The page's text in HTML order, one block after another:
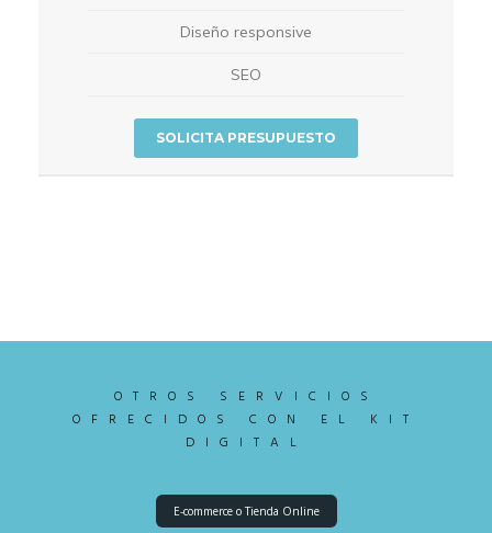
Diseño responsive
SEO
SOLICITA PRESUPUESTO
OTROS SERVICIOS
OFRECIDOS CON EL KIT
DIGITAL
E-commerce o Tienda Online